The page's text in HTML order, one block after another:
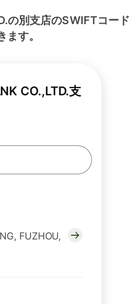
の別支店のSWIFTコード
ます。
CO.,LTD.支
FUZHOU,